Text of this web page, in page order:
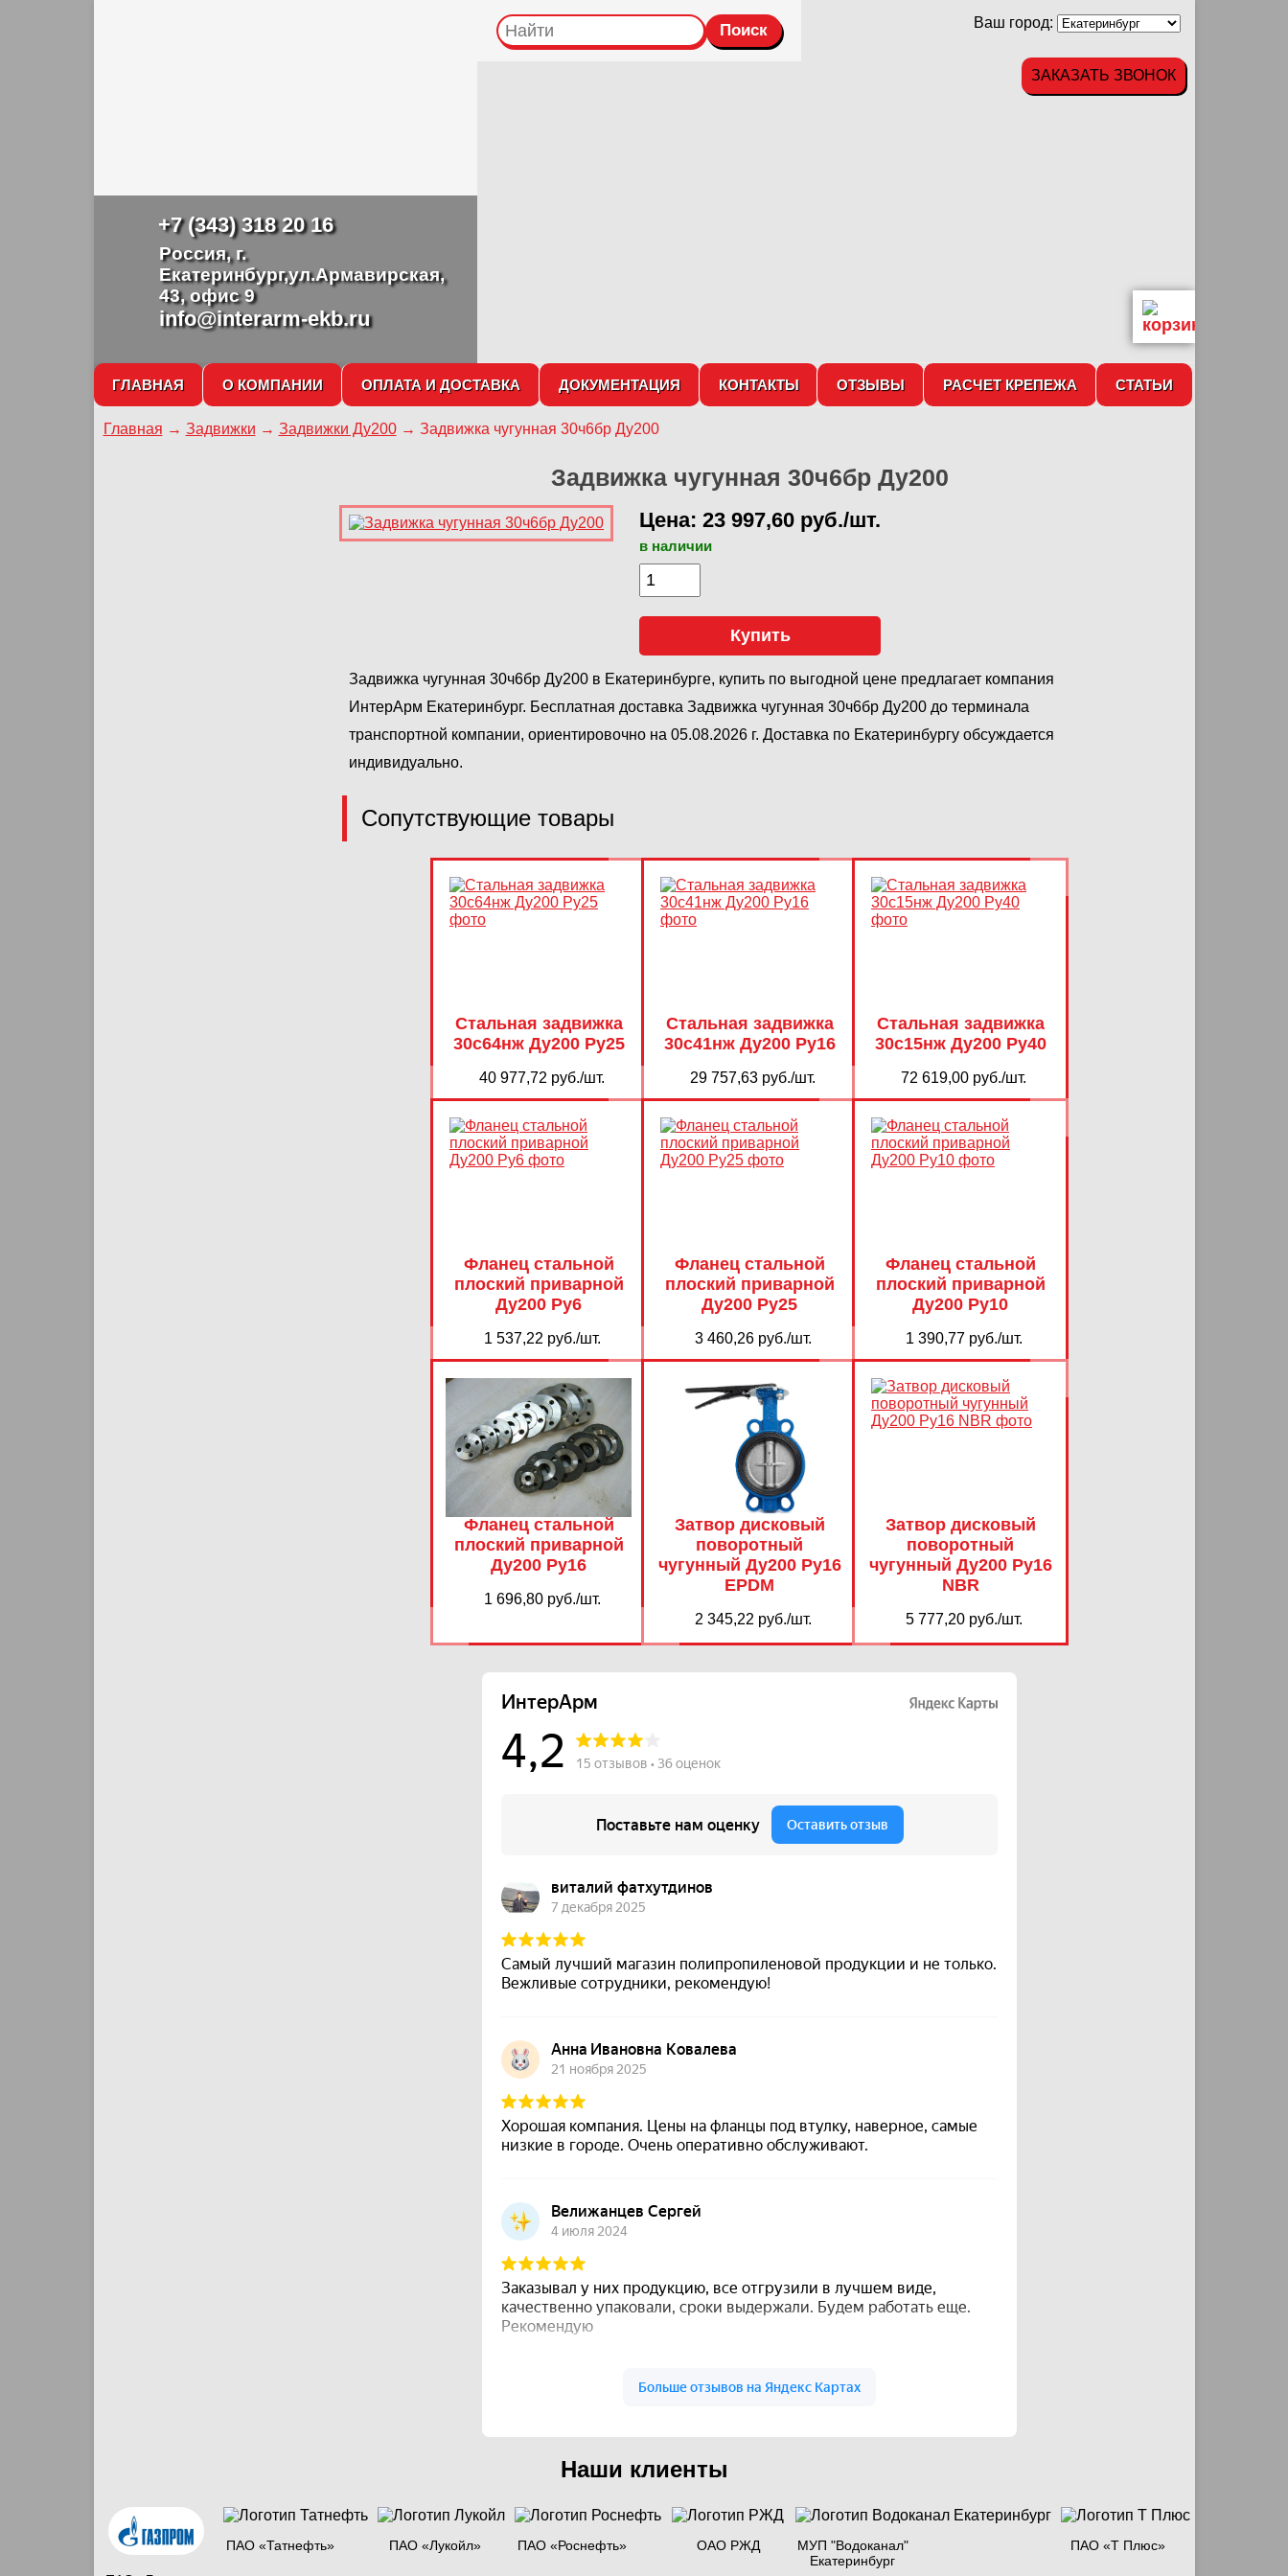
+7 (343) 318 20 16
Россия, г.
Екатеринбург,ул.Армавирская,
43, офис 9
info@interarm-ekb.ru
ЗАКАЗАТЬ ЗВОНОК
Ваш город:
ГЛАВНАЯ О КОМПАНИИ ОПЛАТА И ДОСТАВКА ДОКУМЕНТАЦИЯ КОНТАКТЫ ОТЗЫВЫ РАСЧЕТ КРЕПЕЖА СТАТЬИ
Главная → Задвижки → Задвижки Ду200→ Задвижка чугунная 30ч6бр Ду200
Задвижка чугунная 30ч6бр Ду200
Цена: 23 997,60 руб./шт.
в наличии
Купить
Задвижка чугунная 30ч6бр Ду200 в Екатеринбурге, купить по выгодной цене предлагает компания
ИнтерАрм Екатеринбург. Бесплатная доставка Задвижка чугунная 30ч6бр Ду200 до терминала
транспортной компании, ориентировочно на 05.08.2026 г. Доставка по Екатеринбургу обсуждается
индивидуально.
Сопутствующие товары
Стальная задвижка
30с64нж Ду200 Ру25
40 977,72 руб./шт.
Стальная задвижка
30с41нж Ду200 Ру16
29 757,63 руб./шт.
Стальная задвижка
30с15нж Ду200 Ру40
72 619,00 руб./шт.
Фланец стальной
плоский приварной
Ду200 Ру6
1 537,22 руб./шт.
Фланец стальной
плоский приварной
Ду200 Ру25
3 460,26 руб./шт.
Фланец стальной
плоский приварной
Ду200 Ру10
1 390,77 руб./шт.
Фланец стальной
плоский приварной
Ду200 Ру16
1 696,80 руб./шт.
Затвор дисковый
поворотный
чугунный Ду200 Ру16
EPDM
2 345,22 руб./шт.
Затвор дисковый
поворотный
чугунный Ду200 Ру16
NBR
5 777,20 руб./шт.
Наши клиенты
ПАО «Татнефть» ПАО «Лукойл» ПАО «Роснефть» ОАО РЖД
МУП "Водоканал"
Екатеринбург
ПАО «Т Плюс»